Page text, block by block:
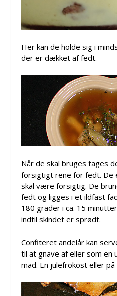
Her kan de holde sig i
der er dækket af fedt.
Når de skal bruges tages
forsigtigt rene for fedt. De
skal være forsigtig. De
fedt og ligges i et ildfast
180 grader i ca. 15
indtil skindet er sprødt.
Confiteret andelår kan
til at gnave af eller som en
mad. En julefrokost eller